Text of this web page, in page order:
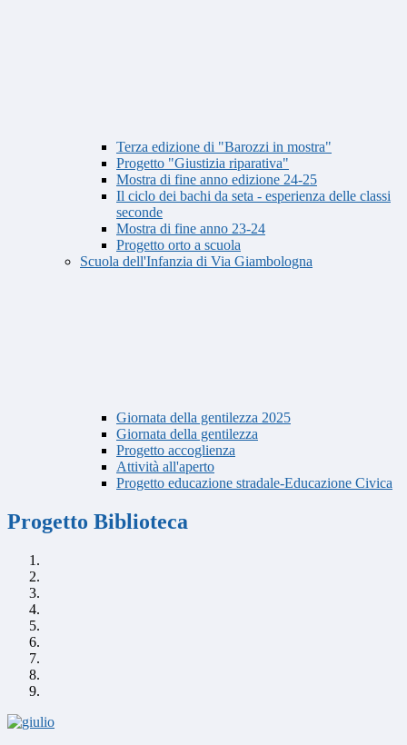
Terza edizione di "Barozzi in mostra"
Progetto "Giustizia riparativa"
Mostra di fine anno edizione 24-25
Il ciclo dei bachi da seta - esperienza delle classi
seconde
Mostra di fine anno 23-24
Progetto orto a scuola
Scuola dell'Infanzia di Via Giambologna
Giornata della gentilezza 2025
Giornata della gentilezza
Progetto accoglienza
Attività all'aperto
Progetto educazione stradale-Educazione Civica
Progetto Biblioteca